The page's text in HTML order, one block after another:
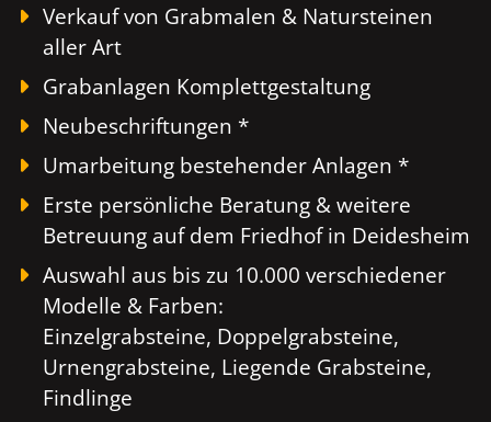
Verkauf von Grabmalen & Natursteinen
aller Art
Grabanlagen Komplettgestaltung
Neubeschriftungen *
Umarbeitung bestehender Anlagen *
Erste persönliche Beratung & weitere
Betreuung auf dem Friedhof in Deidesheim
Auswahl aus bis zu 10.000 verschiedener
Modelle & Farben:
Einzelgrabsteine, Doppelgrabsteine,
Urnengrabsteine, Liegende Grabsteine,
Findlinge